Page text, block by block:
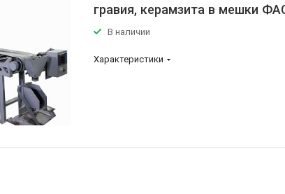
гравия, керамзита в мешки
В наличии
Характеристики